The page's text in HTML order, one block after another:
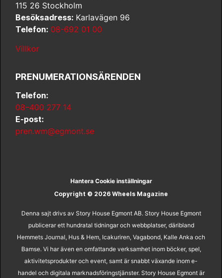
115 26 Stockholm
Besöksadress: Karlavägen 96
Telefon: 08-692 01 00
Villkor
PRENUMERATIONSÄRENDEN
Telefon:
08–400 277 14
E-post:
pren.wm@egmont.se
Hantera Cookie inställningar
Copyright © 2026 Wheels Magazine
Denna sajt drivs av Story House Egmont AB. Story House Egmont
publicerar ett hundratal tidningar och webbplatser, däribland
Hemmets Journal, Hus & Hem, Icakuriren, Vagabond, Kalle Anka och
Bamse. Vi har även en omfattande verksamhet inom böcker, spel,
aktivitetsprodukter och event, samt är snabbt växande inom e-
handel och digitala marknadsföringstjänster. Story House Egmont är